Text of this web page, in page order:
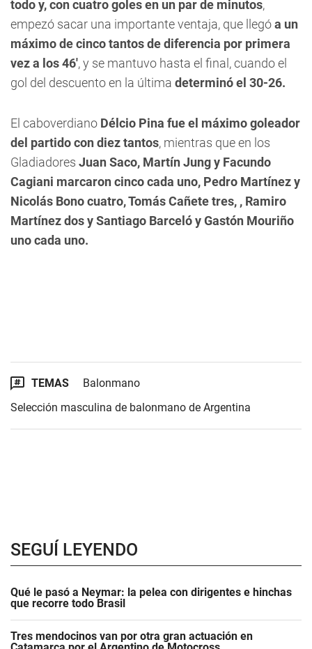
todo y, con cuatro goles en un par de minutos,
empezó sacar una importante ventaja, que llegóa un
máximo de cinco tantos de diferencia por primera
vez a los 46', y se mantuvo hasta el final, cuando el
gol del descuento en la última determinó el 30-26.
El caboverdiano Délcio Pina fue el máximo goleador
del partido con diez tantos, mientras que en los
Gladiadores Juan Saco, Martín Jung y Facundo
Cagiani marcaron cinco cada uno, Pedro Martínez y
Nicolás Bono cuatro, Tomás Cañete tres, , Ramiro
Martínez dos y Santiago Barceló y Gastón Mouriño
uno cada uno.
TEMAS
Balonmano
Selección masculina de balonmano de Argentina
SEGUÍ LEYENDO
Qué le pasó a Neymar: la pelea con dirigentes e hinchas
que recorre todo Brasil
Tres mendocinos van por otra gran actuación en